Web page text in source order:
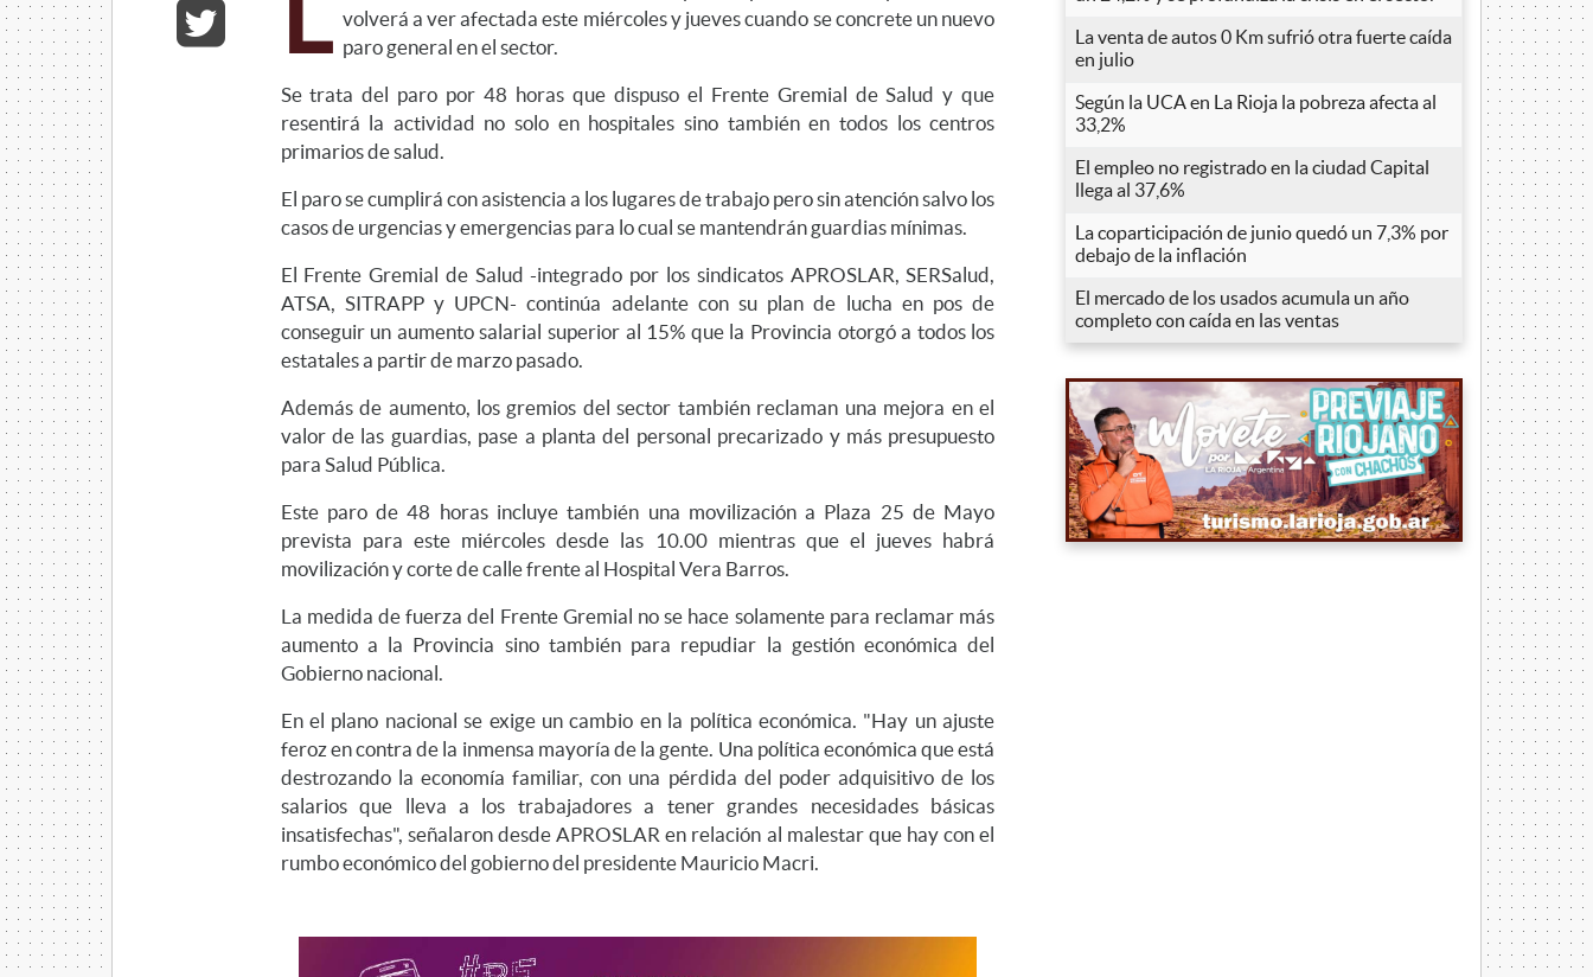
volverá a ver afectada este miércoles y jueves cuando se concrete un nuevo
paro general en el sector.
Se trata del paro por 48 horas que dispuso el Frente Gremial de Salud y que
resentirá la actividad no solo en hospitales sino también en todos los centros
primarios de salud.
El paro se cumplirá con asistencia a los lugares de trabajo pero sin atención salvo los
casos de urgencias y emergencias para lo cual se mantendrán guardias mínimas.
El Frente Gremial de Salud -integrado por los sindicatos APROSLAR, SERSalud,
ATSA, SITRAPP y UPCN- continúa adelante con su plan de lucha en pos de
conseguir un aumento salarial superior al 15% que la Provincia otorgó a todos los
estatales a partir de marzo pasado.
Además de aumento, los gremios del sector también reclaman una mejora en el
valor de las guardias, pase a planta del personal precarizado y más presupuesto
para Salud Pública.
Este paro de 48 horas incluye también una movilización a Plaza 25 de Mayo
prevista para este miércoles desde las 10.00 mientras que el jueves habrá
movilización y corte de calle frente al Hospital Vera Barros.
La medida de fuerza del Frente Gremial no se hace solamente para reclamar más
aumento a la Provincia sino también para repudiar la gestión económica del
Gobierno nacional.
En el plano nacional se exige un cambio en la política económica. "Hay un ajuste
feroz en contra de la inmensa mayoría de la gente. Una política económica que está
destrozando la economía familiar, con una pérdida del poder adquisitivo de los
salarios que lleva a los trabajadores a tener grandes necesidades básicas
insatisfechas", señalaron desde APROSLAR en relación al malestar que hay con el
rumbo económico del gobierno del presidente Mauricio Macri.
La venta de autos 0 Km sufrió otra fuerte caída
en julio
Según la UCA en La Rioja la pobreza afecta al
33,2%
El empleo no registrado en la ciudad Capital
llega al 37,6%
La coparticipación de junio quedó un 7,3% por
debajo de la inflación
El mercado de los usados acumula un año
completo con caída en las ventas